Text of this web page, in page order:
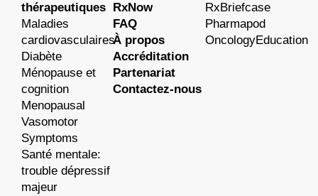
thérapeutiques
Maladies
cardiovasculaires
Diabète
Ménopause et
cognition
Menopausal
Vasomotor
Symptoms
Santé mentale:
trouble dépressif
majeur
RxNow
FAQ
À propos
Accréditation
Partenariat
Contactez-nous
RxBriefcase
Pharmapod
OncologyEducation